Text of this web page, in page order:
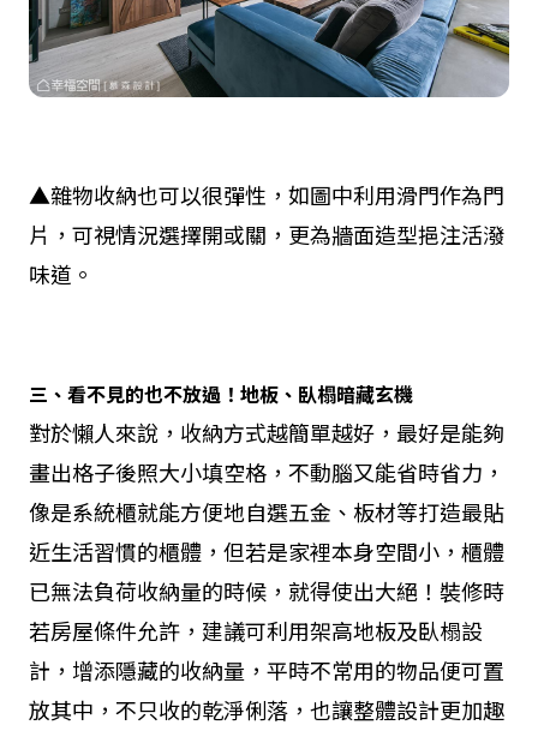
▲雜物收納也可以很彈性，如圖中利用滑門作為門
片，可視情況選擇開或關，更為牆面造型挹注活潑
味道。
三、看不見的也不放過！地板、臥榻暗藏玄機
對於懶人來說，收納方式越簡單越好，最好是能夠
畫出格子後照大小填空格，不動腦又能省時省力，
像是系統櫃就能方便地自選五金、板材等打造最貼
近生活習慣的櫃體，但若是家裡本身空間小，櫃體
已無法負荷收納量的時候，就得使出大絕！裝修時
若房屋條件允許，建議可利用架高地板及臥榻設
計，增添隱藏的收納量，平時不常用的物品便可置
放其中，不只收的乾淨俐落，也讓整體設計更加趣